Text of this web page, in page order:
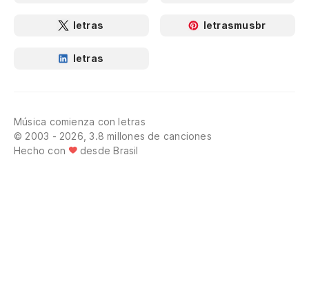
letras letrasmusbr
letras
Música comienza con letras
© 2003 - 2026, 3.8 millones de canciones
Hecho con
desde Brasil